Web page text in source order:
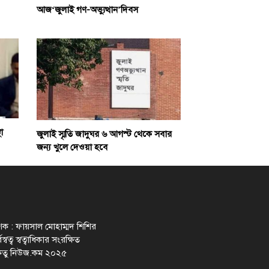
আজ‘জুলাই গণ-অভ্যুত্থান’দিবস
জুলাই স্মৃতি জাদুঘর ৬ আগস্ট থেকে সবার
জন্য খুলে দেওয়া হবে
: ফায়সাল মোহাম্মদ শিশির
স্বত্বাধিকার সংরক্ষিত
নিউজ.কম ২০২৫